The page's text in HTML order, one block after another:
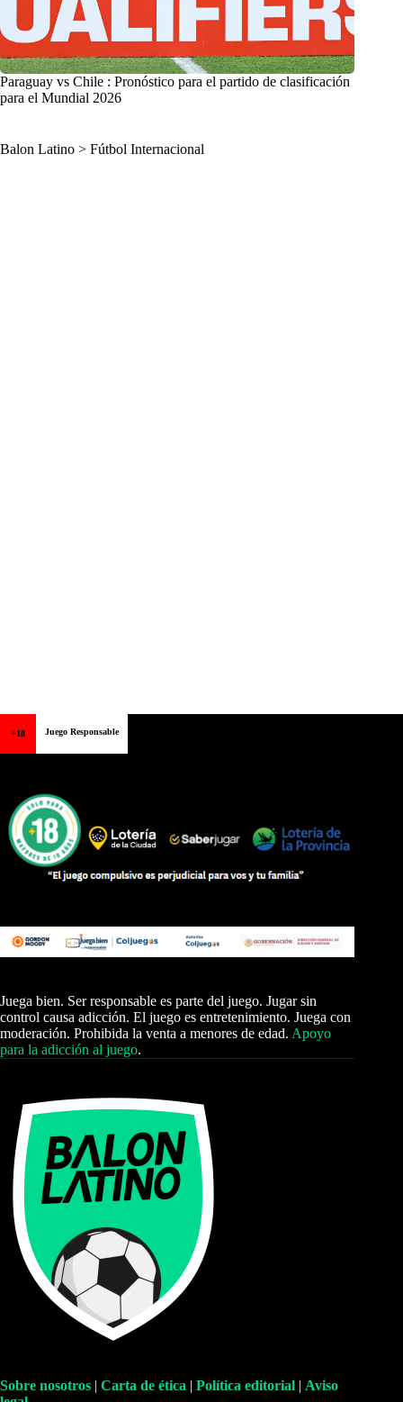
Paraguay vs Chile : Pronóstico para el partido de clasificación
para el Mundial 2026
Balon Latino > Fútbol Internacional
+18 Juego Responsable
Juega bien. Ser responsable es parte del juego. Jugar sin
control causa adicción. El juego es entretenimiento. Juega con
moderación. Prohibida la venta a menores de edad. Apoyo
para la adicción al juego.
Sobre nosotros | Carta de ética | Política editorial | Aviso